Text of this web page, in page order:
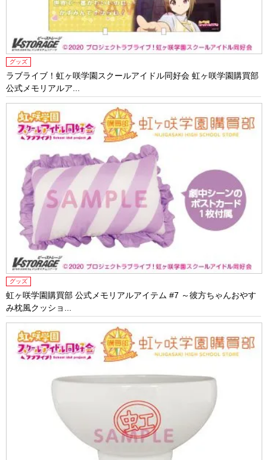
グッズ
ラブライブ！虹ヶ咲学園スクールアイドル同好会 虹ヶ咲学園購買部
公式メモリアルア...
グッズ
虹ヶ咲学園購買部 公式メモリアルアイテム #7 ～彼方ちゃんおやす
み枕風クッショ...